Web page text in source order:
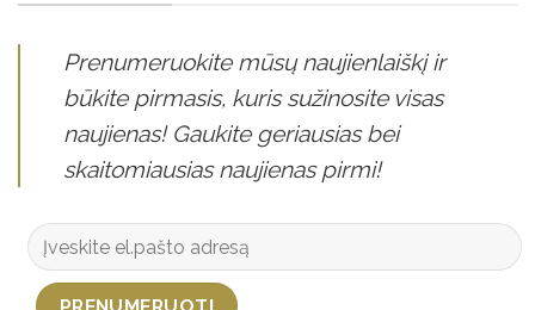
Prenumeruokite mūsų naujienlaiškį ir
būkite pirmasis, kuris sužinosite visas
naujienas! Gaukite geriausias bei
skaitomiausias naujienas pirmi!